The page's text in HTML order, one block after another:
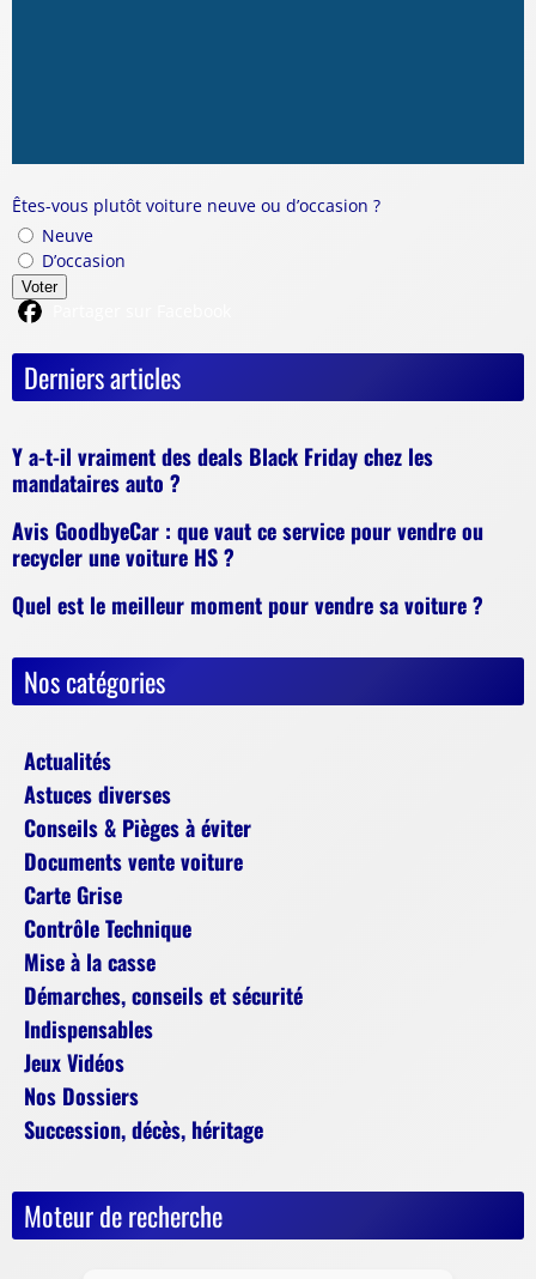
Êtes-vous plutôt voiture neuve ou d’occasion ?
Neuve
D’occasion
Voter
Derniers articles
Y a-t-il vraiment des deals Black Friday chez les
mandataires auto ?
Avis GoodbyeCar : que vaut ce service pour vendre ou
recycler une voiture HS ?
Quel est le meilleur moment pour vendre sa voiture ?
Nos catégories
Actualités
Astuces diverses
Conseils & Pièges à éviter
Documents vente voiture
Carte Grise
Contrôle Technique
Mise à la casse
Démarches, conseils et sécurité
Indispensables
Jeux Vidéos
Nos Dossiers
Succession, décès, héritage
Moteur de recherche